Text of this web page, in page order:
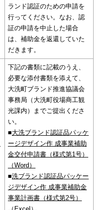
ランド認証のための申請を
行ってください。なお、認
証の申請を中止した場合
は、補助金を返還していた
だきます。
下記の書類に記載のうえ、
必要な添付書類を添えて、
大洗町ブランド推進協議会
事務局（大洗町役場商工観
光課内）までご提出くださ
い。
■大洗ブランド認証品パッケ
ージデザイン作 成事業補助
金交付申請書（様式第1号）
（Word）
■洗ブランド認証品パッケー
ジデザイン作 成事業補助金
事業計画書（様式第2号）